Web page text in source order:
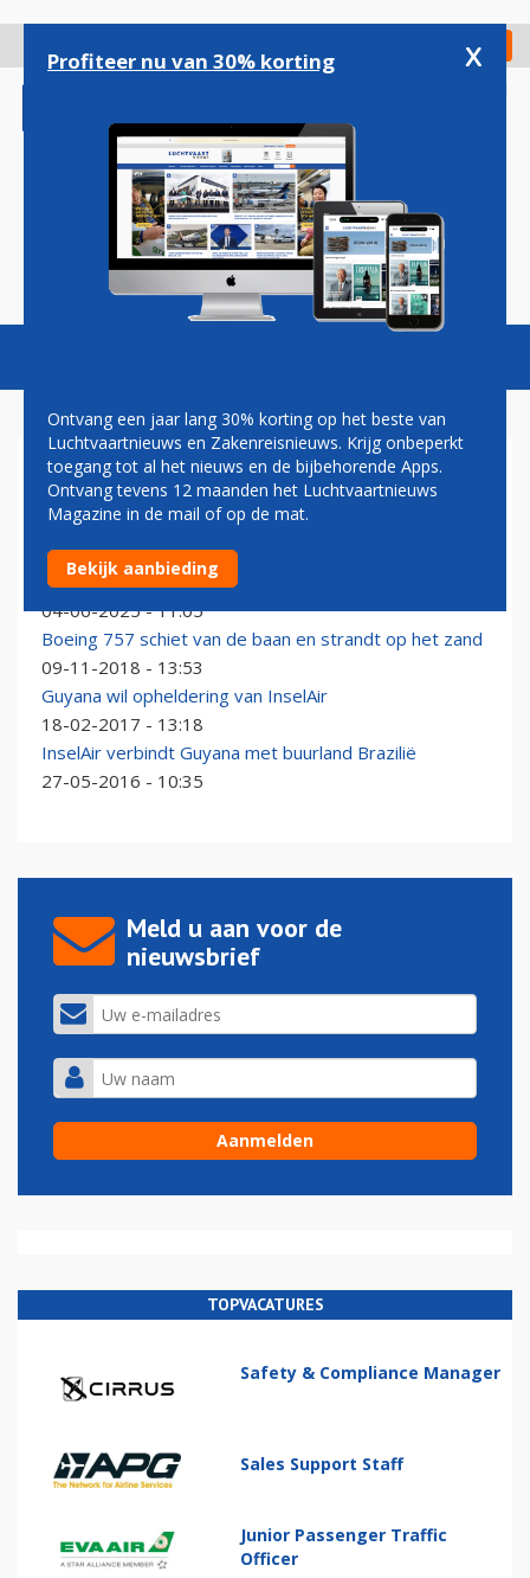
gaan
Check in
Magazine Podcasts Vacatures
GEORGETOWN
KLM gestart met nieuwe lijndienst naar Georgetown in
Guyana
04-06-2025 - 11:05
Boeing 757 schiet van de baan en strandt op het zand
09-11-2018 - 13:53
Guyana wil opheldering van InselAir
18-02-2017 - 13:18
InselAir verbindt Guyana met buurland Brazilië
27-05-2016 - 10:35
Meld u aan voor de
nieuwsbrief
TOPVACATURES
Safety & Compliance Manager
Sales Support Staff
Junior Passenger Traffic
Officer
Profiteer nu van 30% korting x
Ontvang een jaar lang 30% korting op het beste van
Luchtvaartnieuws en Zakenreisnieuws. Krijg onbeperkt
toegang tot al het nieuws en de bijbehorende Apps.
Ontvang tevens 12 maanden het Luchtvaartnieuws
Magazine in de mail of op de mat.
Bekijk aanbieding